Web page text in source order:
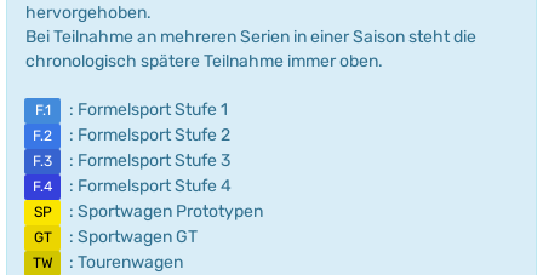
hervorgehoben.
Bei Teilnahme an mehreren Serien in einer Saison steht die
chronologisch spätere Teilnahme immer oben.
F.1 : Formelsport Stufe 1
F.2 : Formelsport Stufe 2
F.3 : Formelsport Stufe 3
F.4 : Formelsport Stufe 4
SP : Sportwagen Prototypen
GT : Sportwagen GT
TW : Tourenwagen